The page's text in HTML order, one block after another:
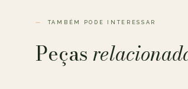
TAMBÉM PODE INTERESSAR
Peças